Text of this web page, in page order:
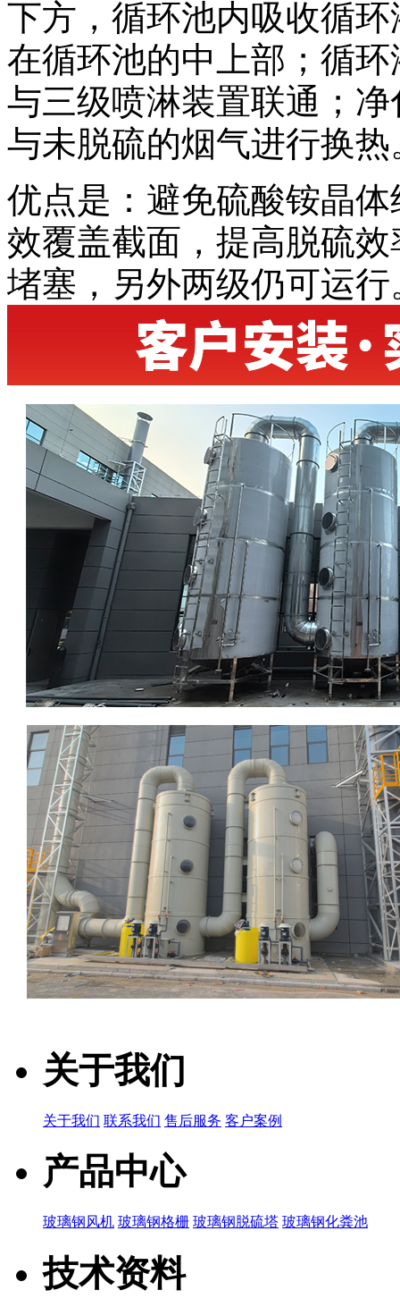
下方，循环池内吸收循
在循环池的中上部；循
与三级喷淋装置联通；
与未脱硫的烟气进行换热
优点是：避免硫酸铵晶
效覆盖截面，提高脱硫
堵塞，另外两级仍可运行
关于我们
关于我们 联系我们 售后服务 客户案例
产品中心
玻璃钢风机 玻璃钢格栅 玻璃钢脱硫塔 玻璃钢化粪池
技术资料